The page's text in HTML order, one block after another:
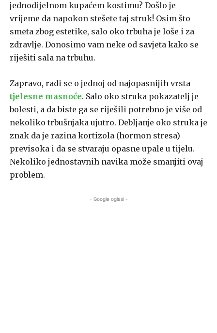
jednodijelnom kupaćem kostimu? Došlo je
vrijeme da napokon stešete taj struk! Osim što
smeta zbog estetike, salo oko trbuha je loše i za
zdravlje. Donosimo vam neke od savjeta kako se
riješiti sala na trbuhu.
Zapravo, radi se o jednoj od najopasnijih vrsta
tjelesne masnoće. Salo oko struka pokazatelj je
bolesti, a da biste ga se riješili potrebno je više od
nekoliko trbušnjaka ujutro. Debljanje oko struka je
znak da je razina kortizola (hormon stresa)
previsoka i da se stvaraju opasne upale u tijelu.
Nekoliko jednostavnih navika može smanjiti ovaj
problem.
- Google oglasi -